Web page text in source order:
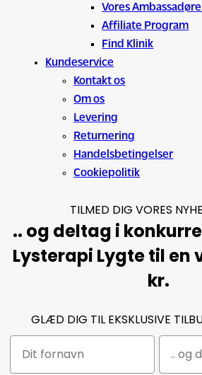
Vores
Affiliate Program
Find Klinik
Kundeservice
Kontakt os
Om os
Levering
Returnering
Handelsbetingelser
Cookiepolitik
TILMED DIG VORES
.. og deltag i
Lysterapi Lygte til en
kr.
GLÆD DIG TIL EKSKLUSIVE